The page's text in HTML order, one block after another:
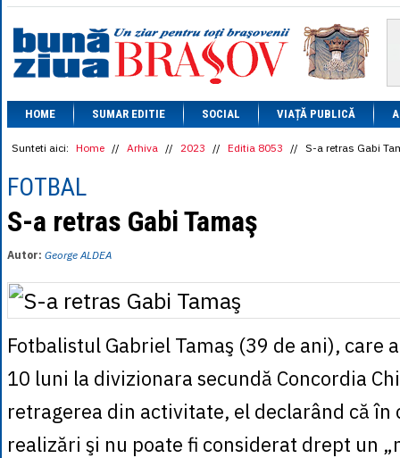
= 5.8304
1 XAU= 464.4611
1 AED= 1.1933
1 AUD= 2.7957
1 BGN= 2.5449
1 CAD= 3.1559
1 CHF= 5.2813
1 CNY= 0.6015
1 NZD= 2.6097
1 PLN
1 RSD = 0.0425
= 0.0530
1 SEK= 0.4526
1 TRY
= 0.1141
1 UAH = 0.1048
1 XDR
1 ZAR = 0.2318
HOME SUMAR EDITIE SOCIAL VIAȚĂ PUBLICĂ
Sunteti aici: Home // Arhiva // 2023 // Editia 8053 // S-a retras Gabi
FOTBAL
S-a retras Gabi Tamaş
Autor: George ALDEA
Fotbalistul Gabriel Tamaş (39 de ani), care
10 luni la divizionara secundă Concordia
retragerea din activitate, el declarând că în
realizări şi nu poate fi considerat drept un